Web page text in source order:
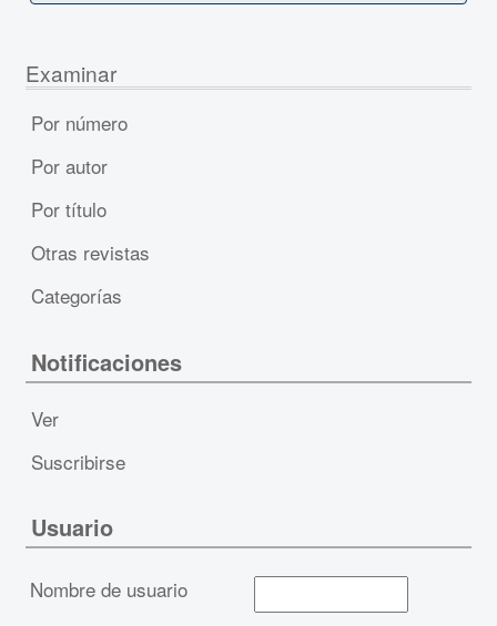
Examinar
Por número
Por autor
Por título
Otras revistas
Categorías
Notificaciones
Ver
Suscribirse
Usuario
Nombre de usuario